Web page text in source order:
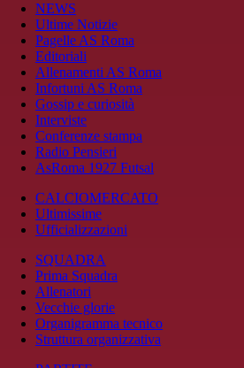
NEWS
Ultime Notizie
Pagelle AS Roma
Editoriali
Allenamenti AS Roma
Infortuni AS Roma
Gossip e curiosità
Interviste
Conferenze stampa
Radio Pensieri
AsRoma 1927 Futsal
CALCIOMERCATO
Ultimissime
Ufficializzazioni
SQUADRA
Prima Squadra
Allenatori
Vecchie glorie
Organigramma tecnico
Struttura organizzativa